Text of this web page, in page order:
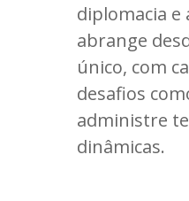
diplomacia
abrange
único, com
desafios
administre
dinâmicas.